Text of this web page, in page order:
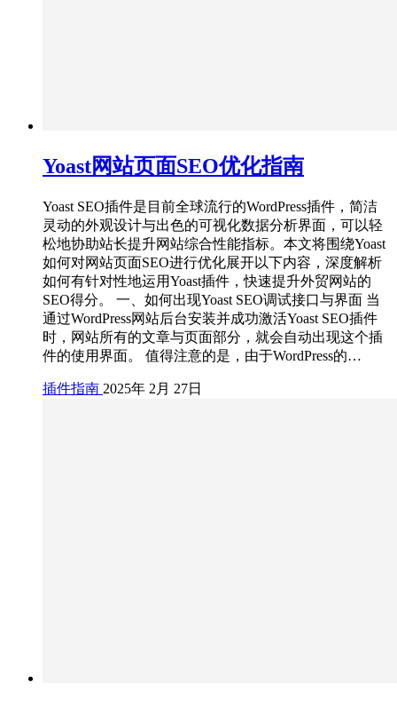
Yoast网站页面SEO优化指南
Yoast SEO插件是目前全球流行的WordPress插件，简洁
灵动的外观设计与出色的可视化数据分析界面，可以轻
松地协助站长提升网站综合性能指标。本文将围绕Yoast
如何对网站页面SEO进行优化展开以下内容，深度解析
如何有针对性地运用Yoast插件，快速提升外贸网站的
SEO得分。 一、如何出现Yoast SEO调试接口与界面 当
通过WordPress网站后台安装并成功激活Yoast SEO插件
时，网站所有的文章与页面部分，就会自动出现这个插
件的使用界面。 值得注意的是，由于WordPress的…
插件指南 2025年 2月 27日